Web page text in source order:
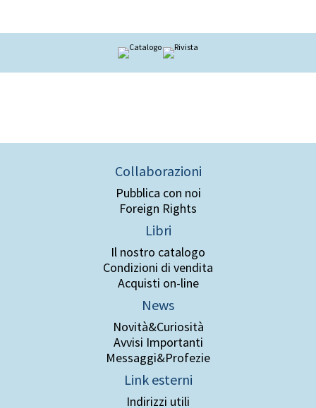
Collaborazioni
Pubblica con noi
Foreign Rights
Libri
Il nostro catalogo
Condizioni di vendita
Acquisti on-line
News
Novità&Curiosità
Avvisi Importanti
Messaggi&Profezie
Link esterni
Indirizzi utili